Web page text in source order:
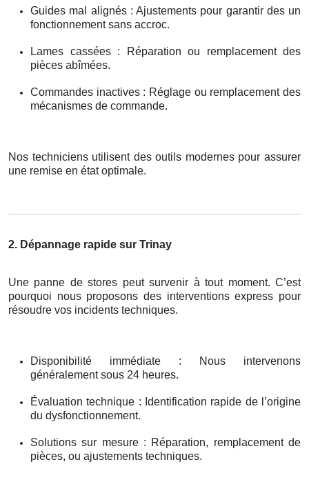
Guides mal alignés : Ajustements pour garantir des un
fonctionnement sans accroc.
Lames cassées : Réparation ou remplacement des
pièces abîmées.
Commandes inactives : Réglage ou remplacement des
mécanismes de commande.
Nos techniciens utilisent des outils modernes pour assurer
une remise en état optimale.
2. Dépannage rapide sur Trinay
Une panne de stores peut survenir à tout moment. C’est
pourquoi nous proposons des interventions express pour
résoudre vos incidents techniques.
Disponibilité immédiate : Nous intervenons
généralement sous 24 heures.
Évaluation technique : Identification rapide de l’origine
du dysfonctionnement.
Solutions sur mesure : Réparation, remplacement de
pièces, ou ajustements techniques.